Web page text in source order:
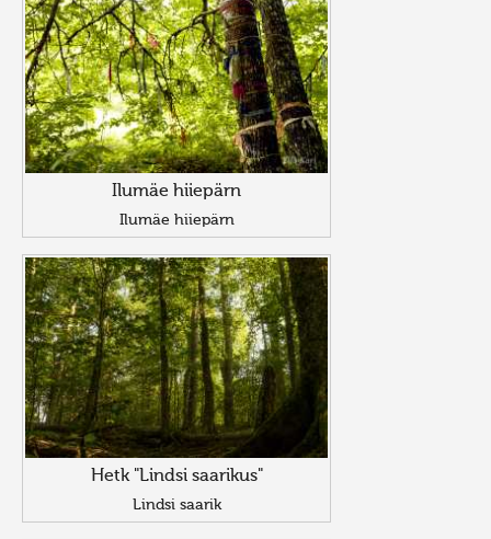
Ilumäe hiiepärn
Ilumäe hiiepärn
Hetk "Lindsi saarikus"
Lindsi saarik